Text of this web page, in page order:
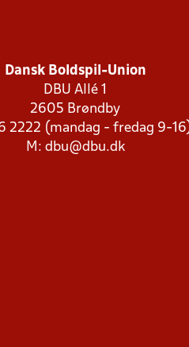
Dansk Boldspil-Union
DBU Allé 1
2605 Brøndby
2222 (mandag - fredag 9-
M: dbu@dbu.dk